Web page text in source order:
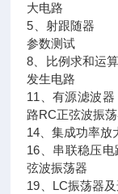
大电路
5、射跟随器
参数测试
8、比例求和
发生电路
11、有源滤
路RC正弦波振
14、集成功率
16、串联稳
弦波振荡器
19、LC振